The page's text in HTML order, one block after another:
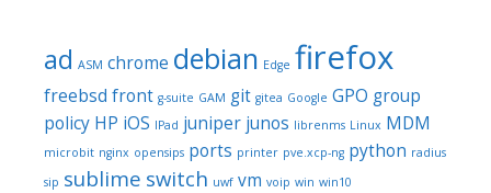
ad ASM chrome debian Edge firefox
freebsd front g-suite GAM git gitea Google GPO group
policy HP iOS IPad juniper junos librenms Linux MDM
microbit nginx opensips ports printer pve.xcp-ng python radius
sip sublime switch uwf vm voip win win10